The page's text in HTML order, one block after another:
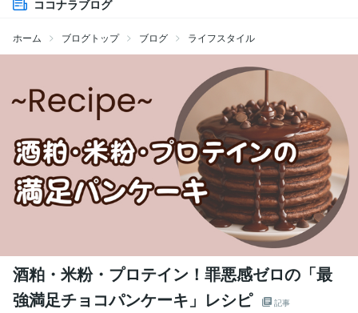
ココナラブログ
ホーム ブログトップ ブログ ライフスタイル
酒粕・米粉・プロテイン！罪悪感ゼロの「最
強満足チョコパンケーキ」レシピ
記事